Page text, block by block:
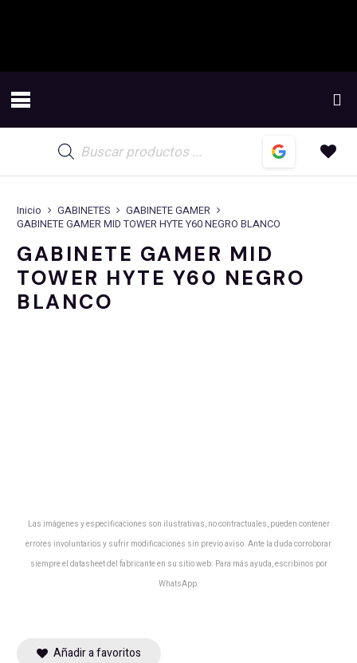
de
productos
Inicio GABINETES
GABINETE GAMER
GABINETE GAMER MID TOWER HYTE Y60 NEGRO BLANCO
GABINETE GAMER MID
TOWER HYTE Y60 NEGRO
BLANCO
Las imágenes y especificaciones son ilustrativas, no contractuales, pueden contener
errores involuntarios y sufrir modificaciones sin previo aviso. Ante la duda corroborar
siempre el datasheet del fabricante en su sitio web. Para más ayuda, escribinos por
WhatsApp.
Añadir a favoritos